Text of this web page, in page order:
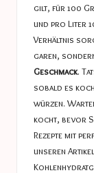
gilt, für 100
und pro Liter
Verhältnis
garen,
Geschmack.
sobald es
würzen.
kocht, bevor
Rezepte mit
unseren